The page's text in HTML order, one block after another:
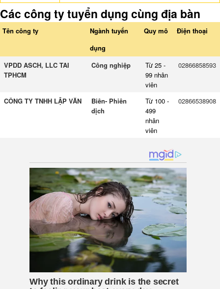
Các công ty tuyển dụng cùng địa bàn
Tên công ty
Ngành tuyển
dụng
Quy mô Điện thoại
VPDD ASCH, LLC TAI
TPHCM
Công nghiệp
Từ 25 -
99 nhân
viên
02866858593
CÔNG TY TNHH LẬP VĂN
Biên- Phiên
dịch
Từ 100 -
499
nhân
viên
02866538908